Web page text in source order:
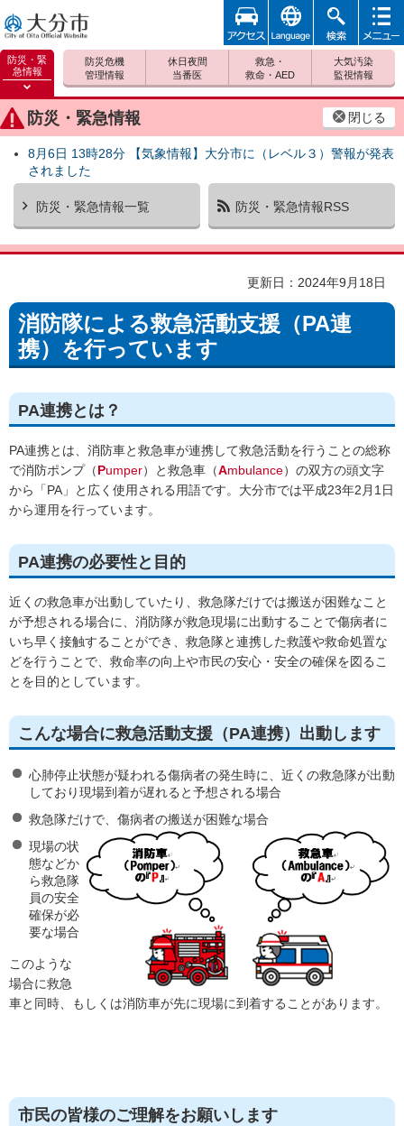
大分市
防災・緊
急情報
防災緊
急情報
を開く
防災・緊急情報 閉じる
8月6日 13時28分 【気象情報】大分市に（レベル３）警報が発表
されました
防災・緊急情報一覧 防災・緊急情報RSS
防災危機
管理情報
休日夜間
当番医
救急・
救命・AED
大気汚染
監視情報
アクセ
ス
foreign 検索
メニュ
更新日：2024年9月18日
消防隊による救急活動支援（PA連
携）を行っています
PA連携とは？
PA連携とは、消防車と救急車が連携して救急活動を行うことの総称
で消防ポンプ（Pumper）と救急車（Ambulance）の双方の頭文字
から「PA」と広く使用される用語です。大分市では平成23年2月1日
から運用を行っています。
PA連携の必要性と目的
近くの救急車が出動していたり、救急隊だけでは搬送が困難なこと
が予想される場合に、消防隊が救急現場に出動することで傷病者に
いち早く接触することができ、救急隊と連携した救護や救命処置な
どを行うことで、救命率の向上や市民の安心・安全の確保を図るこ
とを目的としています。
こんな場合に救急活動支援（PA連携）出動します
心肺停止状態が疑われる傷病者の発生時に、近くの救急隊が出動
しており現場到着が遅れると予想される場合
救急隊だけで、傷病者の搬送が困難な場合
現場の状
態などか
ら救急隊
員の安全
確保が必
要な場合
このような
場合に救急
車と同時、もしくは消防車が先に現場に到着することがあります。
市民の皆様のご理解をお願いします